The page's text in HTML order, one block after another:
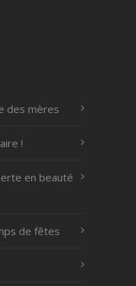
des mères
!
en beauté
de fêtes